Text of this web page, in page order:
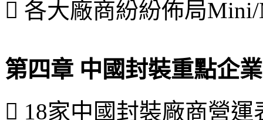
 各大廠商紛紛佈局
第四章 中國封裝重點企
 18家中國封裝廠商營